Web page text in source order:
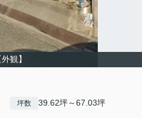
外観】
坪数 39.62坪～67.03坪